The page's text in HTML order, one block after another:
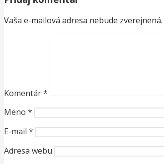
článku
Vaša e-mailová adresa nebude zverejnená.
Komentár*
Meno *
E-mail *
Adresa webu